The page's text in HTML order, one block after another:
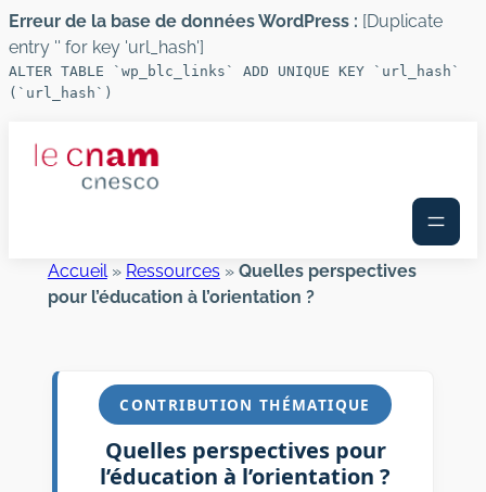
Erreur de la base de données WordPress : [Duplicate
entry '' for key 'url_hash']
ALTER TABLE `wp_blc_links` ADD UNIQUE KEY `url_hash`
(`url_hash`)
Accueil» Ressources» Quelles perspectives
pour l’éducation à l’orientation ?
CONTRIBUTION THÉMATIQUE
Quelles perspectives pour
l’éducation à l’orientation ?